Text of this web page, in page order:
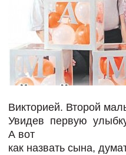
Викторией. Второй
Увидев первую
А вот
как назвать сына,